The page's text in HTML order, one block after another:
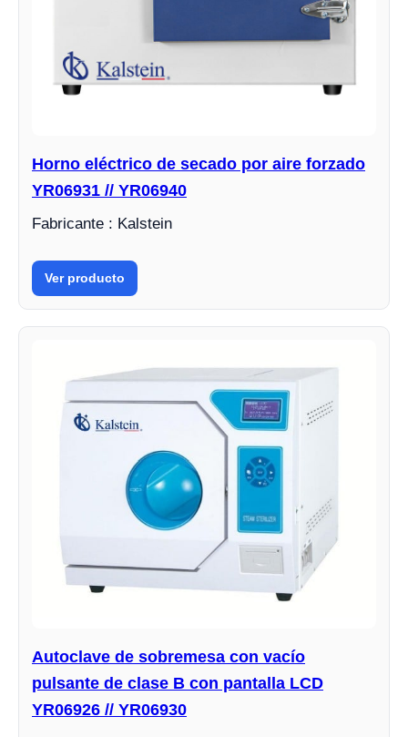
Horno eléctrico de secado por aire forzado
YR06931 // YR06940
Fabricante : Kalstein
Ver producto
Autoclave de sobremesa con vacío
pulsante de clase B con pantalla LCD
YR06926 // YR06930